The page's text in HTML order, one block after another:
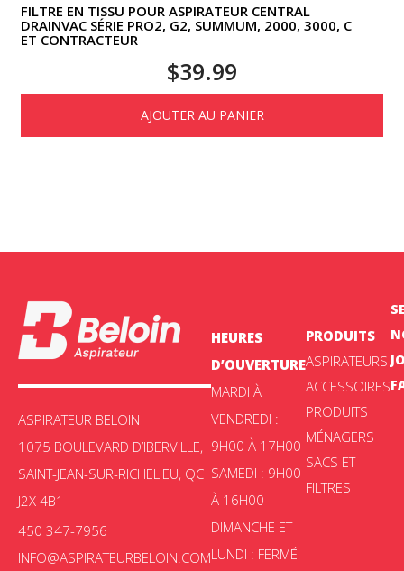
FILTRE EN TISSU POUR ASPIRATEUR CENTRAL
DRAINVAC SÉRIE PRO2, G2, SUMMUM, 2000, 3000, C
ET CONTRACTEUR
$39.99
AJOUTER AU PANIER
ASPIRATEUR BELOIN
1075 BOULEVARD D’IBERVILLE,
SAINT-JEAN-SUR-RICHELIEU, QC
J2X 4B1
450 347-7956
INFO@ASPIRATEURBELOIN.COM
HEURES
D’OUVERTURE
MARDI À
VENDREDI :
9H00 À 17H00
SAMEDI : 9H00
À 16H00
DIMANCHE ET
LUNDI : FERMÉ
PRODUITS
ASPIRATEURS
ACCESSOIRES
PRODUITS
MÉNAGERS
SACS ET
FILTRES